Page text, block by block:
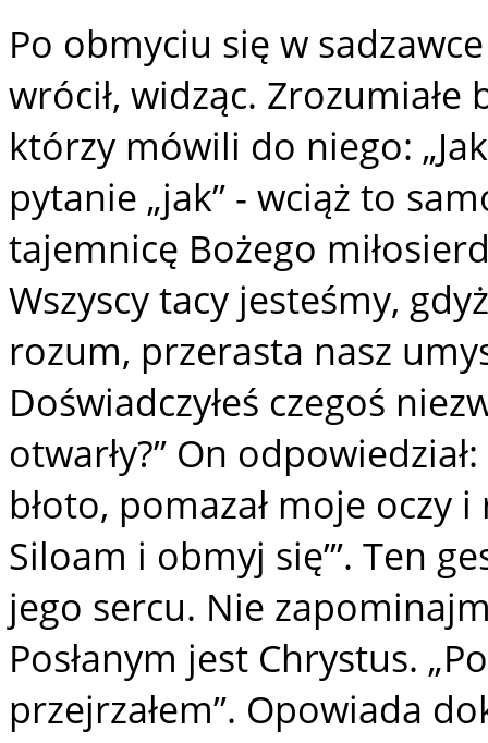
Po obmyciu się w
wrócił, widząc. Zrozumiałe
którzy mówili do niego:
pytanie „jak” - wciąż to
tajemnicę Bożego
Wszyscy tacy jesteśmy,
rozum, przerasta nasz
Doświadczyłeś czegoś
otwarły?” On
błoto, pomazał moje oczy
Siloam i obmyj się’”. Ten
jego sercu. Nie
Posłanym jest Chrystus.
przejrzałem”. Opowiada